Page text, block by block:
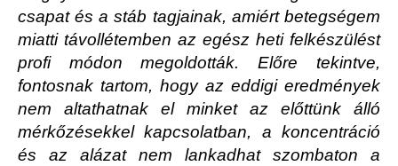
csapat és a stáb tagjainak, amiért betegségem
miatti távollétemben az egész heti felkészülést
profi módon megoldották. Előre tekintve,
fontosnak tartom, hogy az eddigi eredmények
nem altathatnak el minket az előttünk álló
mérkőzésekkel kapcsolatban, a koncentráció
és az alázat nem lankadhat szombaton a